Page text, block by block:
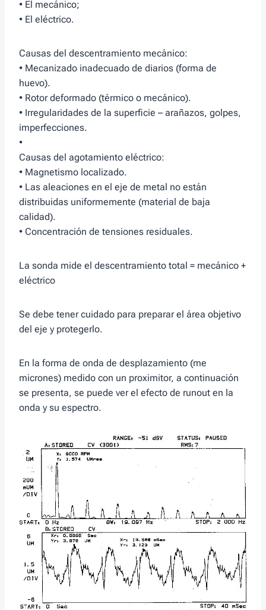
• El mecánico;
• El eléctrico.
Causas del descentramiento mecánico:
• Mecanizado inadecuado de diarios (forma de
huevo).
• Rotor deformado (térmico o mecánico).
• Irregularidades de la superficie – arañazos, golpes,
imperfecciones.
•
Causas del agotamiento eléctrico:
• Magnetismo localizado.
• Las aleaciones en el eje de metal no están
distribuidas uniformemente (material de baja
calidad).
• Concentración de tensiones residuales.
La sonda mide el descentramiento total = mecánico +
eléctrico
Se debe tener cuidado para preparar el área objetivo
del eje y protegerlo.
En la forma de onda de desplazamiento (me
micrones) medido con un proximitor, a continuación
se presenta, se puede ver el efecto de runout en la
onda y su espectro.